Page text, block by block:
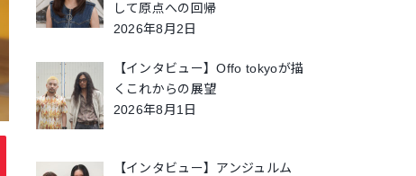
して原点への回帰
2026年8月2日
【インタビュー】Offo tokyoが描
くこれからの展望
2026年8月1日
【インタビュー】アンジュルム